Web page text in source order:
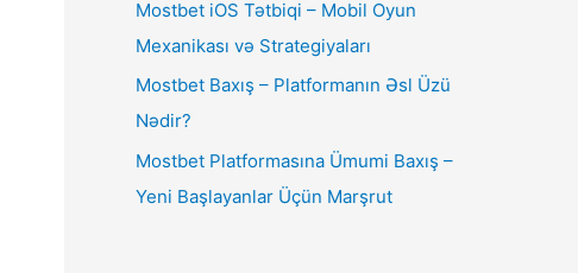
Mostbet iOS Tətbiqi – Mobil Oyun
Mexanikası və Strategiyaları
Mostbet Baxış – Platformanın Əsl Üzü
Nədir?
Mostbet Platformasına Ümumi Baxış –
Yeni Başlayanlar Üçün Marşrut